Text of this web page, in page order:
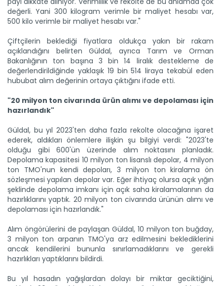
değerli. Yani 300 kilogram verimle bir maliyet hesabı var,
500 kilo verimle bir maliyet hesabı var."
Çiftçilerin beklediği fiyatlara oldukça yakın bir rakam
açıklandığını belirten Güldal, ayrıca Tarım ve Orman
Bakanlığının ton başına 3 bin 14 liralık destekleme de
değerlendirildiğinde yaklaşık 19 bin 514 liraya tekabül eden
hububat alım değerinin ortaya çıktığını ifade etti.
"20 milyon ton civarında ürün alımı ve depolaması için
hazırlandık"
Güldal, bu yıl 2023'ten daha fazla rekolte olacağına işaret
ederek, aldıkları önlemlere ilişkin şu bilgiyi verdi: "2023'te
olduğu gibi 600'ün üzerinde alım noktasını planladık.
Depolama kapasitesi 10 milyon ton lisanslı depolar, 4 milyon
ton TMO'nun kendi depoları, 3 milyon ton kiralama ön
sözleşmesi yapılan depolar var. Eğer ihtiyaç olursa açık yığın
şeklinde depolama imkanı için açık saha kiralamalarının da
hazırlıklarını yaptık. 20 milyon ton civarında ürünün alımı ve
depolaması için hazırlandık."
Alım öngörülerini de paylaşan Güldal, 10 milyon ton buğday,
3 milyon ton arpanın TMO'ya arz edilmesini beklediklerini
ancak kendilerini bununla sınırlamadıklarını ve gerekli
hazırlıkları yaptıklarını bildirdi.
Bu yıl hasadın yağışlardan dolayı bir miktar geciktiğini,